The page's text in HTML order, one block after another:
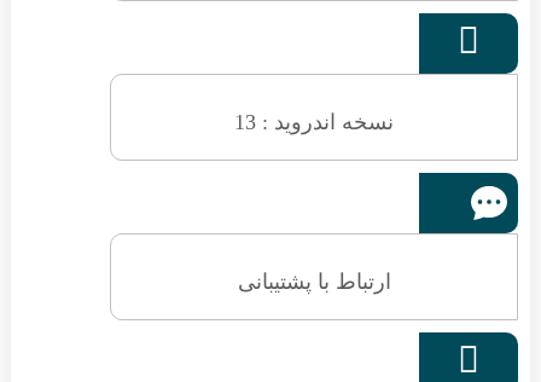

نسخه اندروید : 13
ارتباط با پشتیبانی
